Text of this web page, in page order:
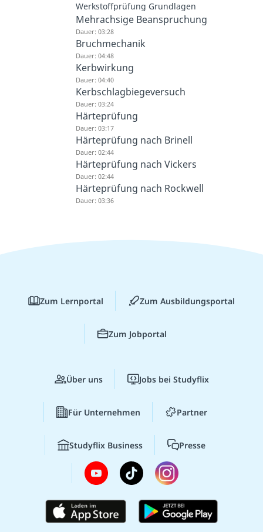
Werkstoffprüfung Grundlagen
Mehrachsige Beanspruchung
Dauer: 03:28
Bruchmechanik
Dauer: 04:48
Kerbwirkung
Dauer: 04:40
Kerbschlagbiegeversuch
Dauer: 03:24
Härteprüfung
Dauer: 03:17
Härteprüfung nach Brinell
Dauer: 02:44
Härteprüfung nach Vickers
Dauer: 02:44
Härteprüfung nach Rockwell
Dauer: 03:36
Zum Lernportal Zum Ausbildungsportal
Zum Jobportal
Über uns Jobs bei Studyflix
Für Unternehmen Partner
Studyflix Business Presse